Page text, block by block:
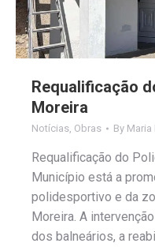
Requalificação
Moreira
Notícias Obras By Maria
Requalificação do
Município está a
polidesportivo e da
Moreira. A
dos balneários, a